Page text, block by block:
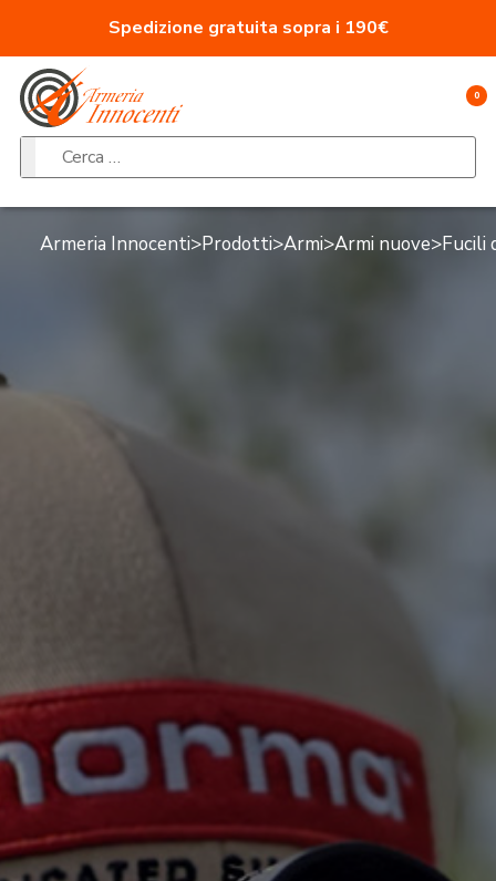
Spedizione gratuita sopra i 190€
0
Ricerca per:
Armeria Innocenti>Prodotti>Armi>Armi nuove>Fucili